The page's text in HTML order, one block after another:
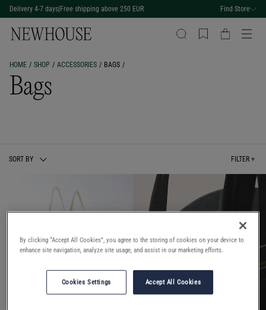
Delivery 4-7 days Free shipping above 250 EUR Find Store
HOME SHOP ACCESSORIES BAGS
Bags
SORT BY FILTER +
By clicking “Accept All Cookies”, you agree to the storing of cookies on your device to
enhance site navigation, analyze site usage, and assist in our marketing efforts.
Cookies Settings Accept All Cookies